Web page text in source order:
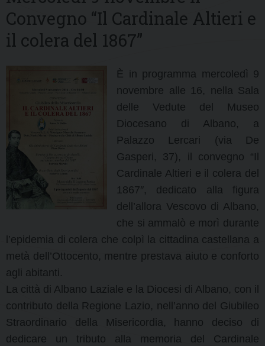
Convegno “Il Cardinale Altieri e
il colera del 1867”
È in programma mercoledì 9
novembre alle 16, nella Sala
delle Vedute del Museo
Diocesano di Albano, a
Palazzo Lercari (via De
Gasperi, 37), il convegno “Il
Cardinale Altieri e il colera del
1867″, dedicato alla figura
dell’allora Vescovo di Albano,
che si ammalò e morì durante
l’epidemia di colera che colpì la cittadina castellana a
metà dell’Ottocento, mentre prestava aiuto e conforto
agli abitanti.
La città di Albano Laziale e la Diocesi di Albano, con il
contributo della Regione Lazio, nell’anno del Giubileo
Straordinario della Misericordia, hanno deciso di
dedicare un tributo alla memoria del Cardinale